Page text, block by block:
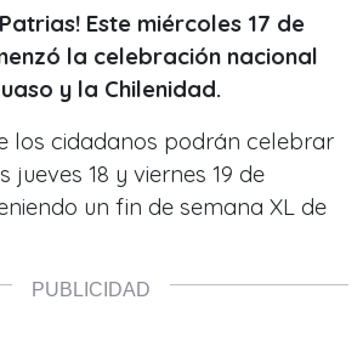
Este miércoles 17 de
la celebración nacional
y la Chilenidad.
los cidadanos podrán celebrar
jueves 18 y viernes 19 de
un fin de semana XL de